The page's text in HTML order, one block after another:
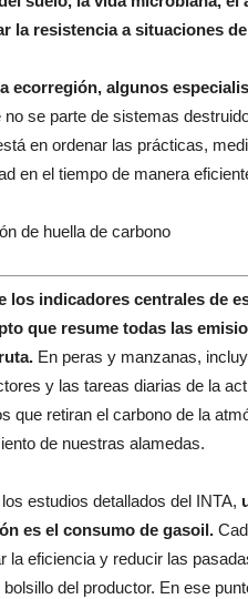
la resistencia a situaciones
ecorregión, algunos
no se parte de sistemas
en ordenar las prácticas,
en el tiempo de manera
de huella de carbono
los indicadores centrales de
que resume todas las
En peras y manzanas,
y las tareas diarias de la
que retiran el carbono de la
de nuestras alamedas.
estudios detallados del INTA,
es el consumo de gasoil.
la eficiencia y reducir las
bolsillo del productor. En ese